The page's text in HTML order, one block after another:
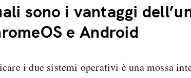
sono i vantaggi
e Android
i due sistemi operativi è una mossa